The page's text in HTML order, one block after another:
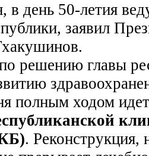
в день 50-летия
заявил
решению главы
полным ходом
. Реконструкция,